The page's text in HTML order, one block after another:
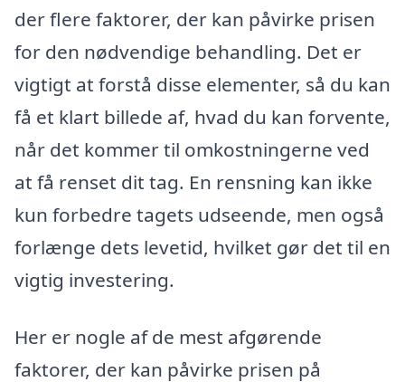
der flere faktorer, der kan påvirke prisen
for den nødvendige behandling. Det er
vigtigt at forstå disse elementer, så du kan
få et klart billede af, hvad du kan forvente,
når det kommer til omkostningerne ved
at få renset dit tag. En rensning kan ikke
kun forbedre tagets udseende, men også
forlænge dets levetid, hvilket gør det til en
vigtig investering.
Her er nogle af de mest afgørende
faktorer, der kan påvirke prisen på